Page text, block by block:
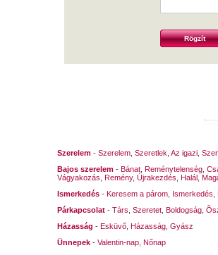
Szerelem - Szerelem Szeretlek Az igazi
Bajos szerelem - Bánat Reménytelenség
Vágyakozás Remény, Újrakezdés Halál
Ismerkedés - Keresem a párom Ismerkedés
Párkapcsolat - Társ Szeretet Boldogság
Házasság - Esküvő Házasság Gyász
Ünnepek - Valentin-nap Nőnap